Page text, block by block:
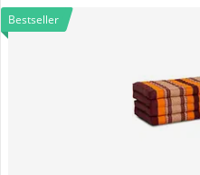
Bestseller